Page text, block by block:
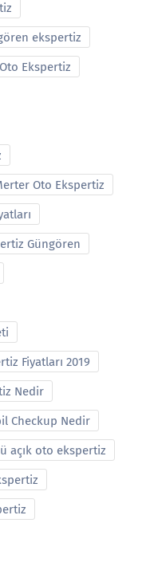
ekspertiz
Ekspertiz
Oto Ekspertiz
Güngören
Fiyatları 2019
Nedir
Checkup Nedir
açık oto ekspertiz